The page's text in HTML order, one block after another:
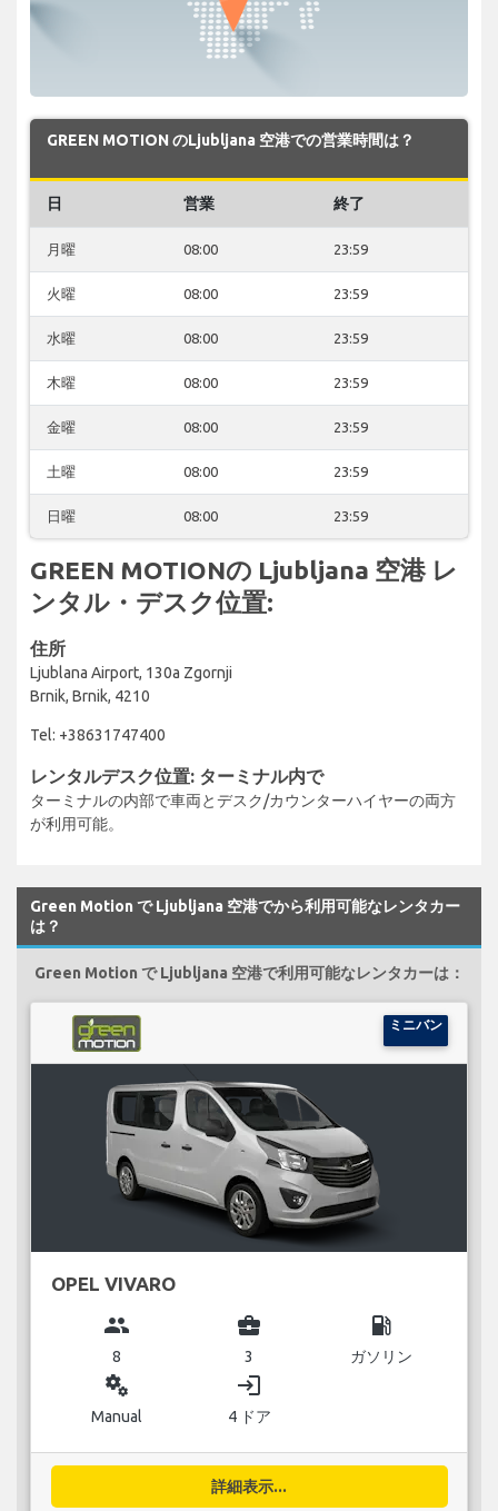
GREEN MOTION のLjubljana 空港での営業時間は？
日 営業 終了
月曜 08:00 23:59
火曜 08:00 23:59
水曜 08:00 23:59
木曜 08:00 23:59
金曜 08:00 23:59
土曜 08:00 23:59
日曜 08:00 23:59
GREEN MOTIONの Ljubljana 空港 レ
ンタル・デスク位置:
住所
Ljublana Airport, 130a Zgornji
Brnik, Brnik, 4210
Tel: +38631747400
レンタルデスク位置: ターミナル内で
ターミナルの内部で車両とデスク/カウンターハイヤーの両方
が利用可能。
Green Motion で Ljubljana 空港でから利用可能なレンタカー
は？
Green Motion で Ljubljana 空港で利用可能なレンタカーは：
ミニバン
OPEL VIVARO
group
8
business_center
3
local_gas_station
ガソリン
miscellaneous_services
Manual
login
4 ドア
詳細表示...